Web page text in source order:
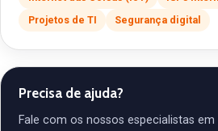
Projetos de TI
Segurança digital
Precisa de ajuda?
Fale com os nossos especialistas